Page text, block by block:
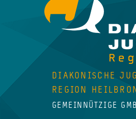
DIAKONISCHE
REGION
GEMEINNÜTZIGE